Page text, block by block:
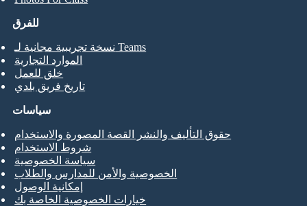
للفرق
نسخة تجريبية مجانية لـ Teams
الموارد التجارية
خلق للعمل
تاريخ فريق بلدي
سياسات
حقوق التأليف والنشر القصة المصورة والاستخدام
شروط الاستخدام
سياسة الخصوصية
الخصوصية والأمن للمدارس والطلاب
إمكانية الوصول
خيارات الخصوصية الخاصة بك